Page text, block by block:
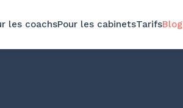
les coachsPour les cabinetsTarifsBlog